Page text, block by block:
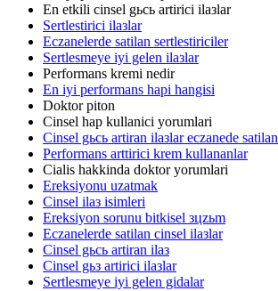
En etkili cinsel gьcь artirici ilaзlar
Sertlestirici ilaзlar
Eczanelerde satilan sertlestiriciler
Sertlesmeye iyi gelen ilaзlar
Performans kremi nedir
En iyi performans hapi hangisi
Doktor piton
Cinsel hap kullanici yorumlari
Cinsel gьcь artiran ilaзlar eczanede satilan
Performans arttirici krem kullananlar
Cialis hakkinda doktor yorumlari
Ereksiyonu uzatmak
Cinsel ilaз isimleri
Ereksiyon sorunu bitkisel зцzьm
Eczanelerde satilan cinsel ilaзlar
Cinsel gьcь artiran ilaз
Cinsel gьз artirici ilaзlar
Sertlesmeye iyi gelen gidalar